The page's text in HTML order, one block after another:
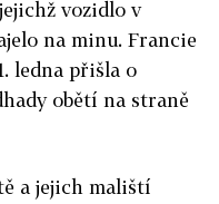
vozidlo v
na minu. Francie
ledna přišla o
obětí na straně
a jejich maliští